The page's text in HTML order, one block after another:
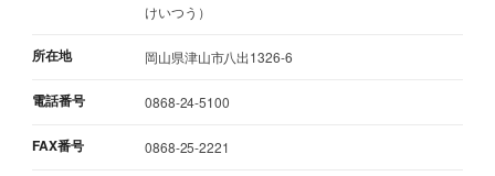
けいつう）
所在地 岡山県津山市八出1326-6
電話番号 0868-24-5100
FAX番号 0868-25-2221